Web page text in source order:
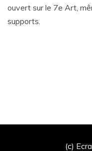
ouvert sur le 7e Art,
supports.
(c)